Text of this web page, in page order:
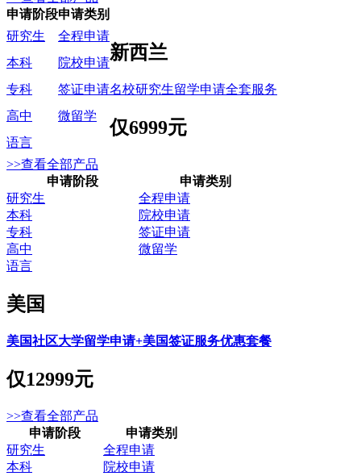
申请阶段申请类别
研究生
全程申请
新西兰
名校研究生留学申请全套服务
仅6999元
本科
院校申请
专科
签证申请
高中
微留学
语言
>>查看全部产品
申请阶段
申请类别
研究生
全程申请
本科
院校申请
专科
签证申请
高中
微留学
语言
美国
美国社区大学留学申请+美国签证服务优惠套餐
仅12999元
>>查看全部产品
申请阶段
申请类别
研究生
全程申请
本科
院校申请